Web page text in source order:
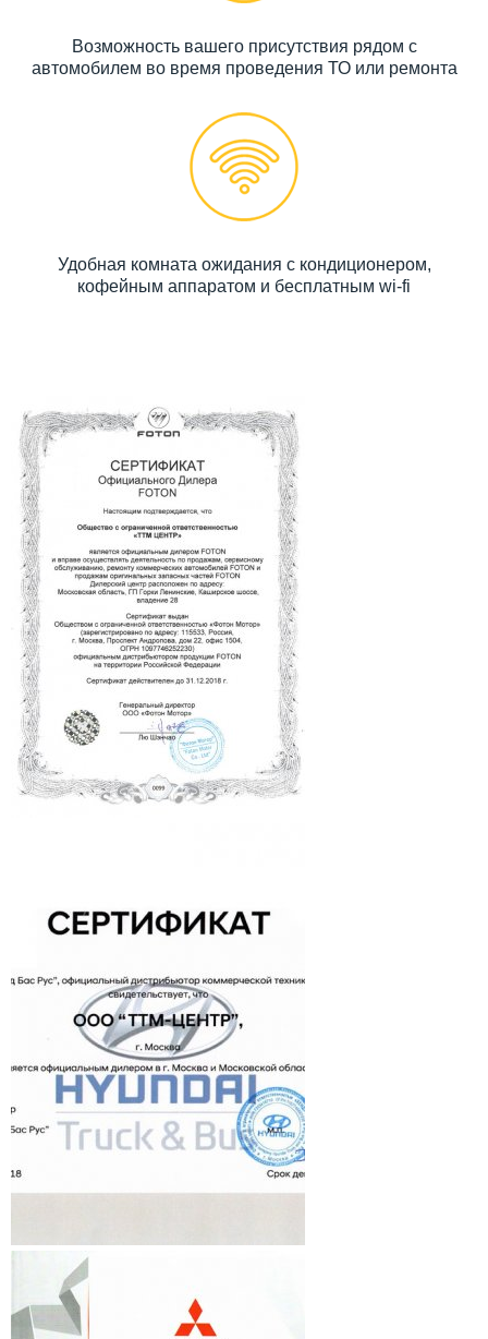
Возможность вашего присутствия рядом с
автомобилем во время проведения ТО или ремонта
Удобная комната ожидания с кондиционером,
кофейным аппаратом и бесплатным wi-fi